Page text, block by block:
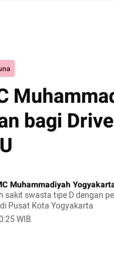
bagi
Muhammadiyah
sakit swasta tipe D dengan
Pusat Kota Yogyakarta
WIB